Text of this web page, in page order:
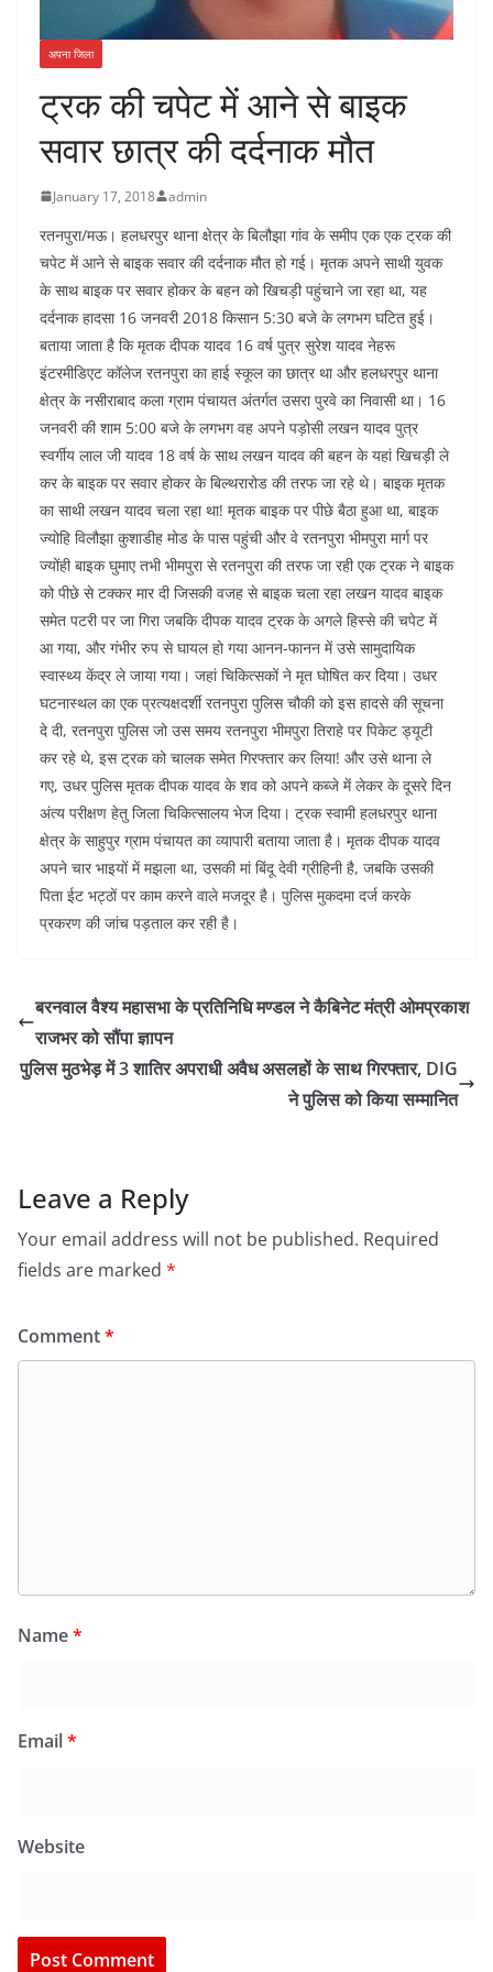
अपना जिला
ट्रक की चपेट में आने से बाइक
सवार छात्र की दर्दनाक मौत
January 17, 2018 admin
रतनपुरा/मऊ। हलधरपुर थाना क्षेत्र के बिलौझा गांव के समीप एक एक ट्रक की
चपेट में आने से बाइक सवार की दर्दनाक मौत हो गई। मृतक अपने साथी युवक
के साथ बाइक पर सवार होकर के बहन को खिचड़ी पहुंचाने जा रहा था, यह
दर्दनाक हादसा 16 जनवरी 2018 किसान 5:30 बजे के लगभग घटित हुई।
बताया जाता है कि मृतक दीपक यादव 16 वर्ष पुत्र सुरेश यादव नेहरू
इंटरमीडिएट कॉलेज रतनपुरा का हाई स्कूल का छात्र था और हलधरपुर थाना
क्षेत्र के नसीराबाद कला ग्राम पंचायत अंतर्गत उसरा पुरवे का निवासी था। 16
जनवरी की शाम 5:00 बजे के लगभग वह अपने पड़ोसी लखन यादव पुत्र
स्वर्गीय लाल जी यादव 18 वर्ष के साथ लखन यादव की बहन के यहां खिचड़ी ले
कर के बाइक पर सवार होकर के बिल्थरारोड की तरफ जा रहे थे। बाइक मृतक
का साथी लखन यादव चला रहा था! मृतक बाइक पर पीछे बैठा हुआ था, बाइक
ज्योहि विलौझा कुशाडीह मोड के पास पहुंची और वे रतनपुरा भीमपुरा मार्ग पर
ज्योंही बाइक घुमाए तभी भीमपुरा से रतनपुरा की तरफ जा रही एक ट्रक ने बाइक
को पीछे से टक्कर मार दी जिसकी वजह से बाइक चला रहा लखन यादव बाइक
समेत पटरी पर जा गिरा जबकि दीपक यादव ट्रक के अगले हिस्से की चपेट में
आ गया, और गंभीर रुप से घायल हो गया आनन-फानन में उसे सामुदायिक
स्वास्थ्य केंद्र ले जाया गया। जहां चिकित्सकों ने मृत घोषित कर दिया। उधर
घटनास्थल का एक प्रत्यक्षदर्शी रतनपुरा पुलिस चौकी को इस हादसे की सूचना
दे दी, रतनपुरा पुलिस जो उस समय रतनपुरा भीमपुरा तिराहे पर पिकेट ड्यूटी
कर रहे थे, इस ट्रक को चालक समेत गिरफ्तार कर लिया! और उसे थाना ले
गए, उधर पुलिस मृतक दीपक यादव के शव को अपने कब्जे में लेकर के दूसरे दिन
अंत्य परीक्षण हेतु जिला चिकित्सालय भेज दिया। ट्रक स्वामी हलधरपुर थाना
क्षेत्र के साहुपुर ग्राम पंचायत का व्यापारी बताया जाता है। मृतक दीपक यादव
अपने चार भाइयों में मझला था, उसकी मां बिंदू देवी ग्रीहिनी है, जबकि उसकी
पिता ईट भट्ठों पर काम करने वाले मजदूर है। पुलिस मुकदमा दर्ज करके
प्रकरण की जांच पड़ताल कर रही है।
बरनवाल वैश्य महासभा के प्रतिनिधि मण्डल ने कैबिनेट मंत्री ओमप्रकाश
राजभर को सौंपा ज्ञापन
पुलिस मुठभेड़ में 3 शातिर अपराधी अवैध असलहों के साथ गिरफ्तार, DIG
ने पुलिस को किया सम्मानित
Leave a Reply
Your email address will not be published. Required
fields are marked *
Comment*
Name*
Email*
Website